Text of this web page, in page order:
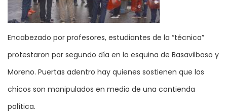
Encabezado por profesores, estudiantes de la “técnica”
protestaron por segundo día en la esquina de Basavilbaso y
Moreno. Puertas adentro hay quienes sostienen que los
chicos son manipulados en medio de una contienda
política.